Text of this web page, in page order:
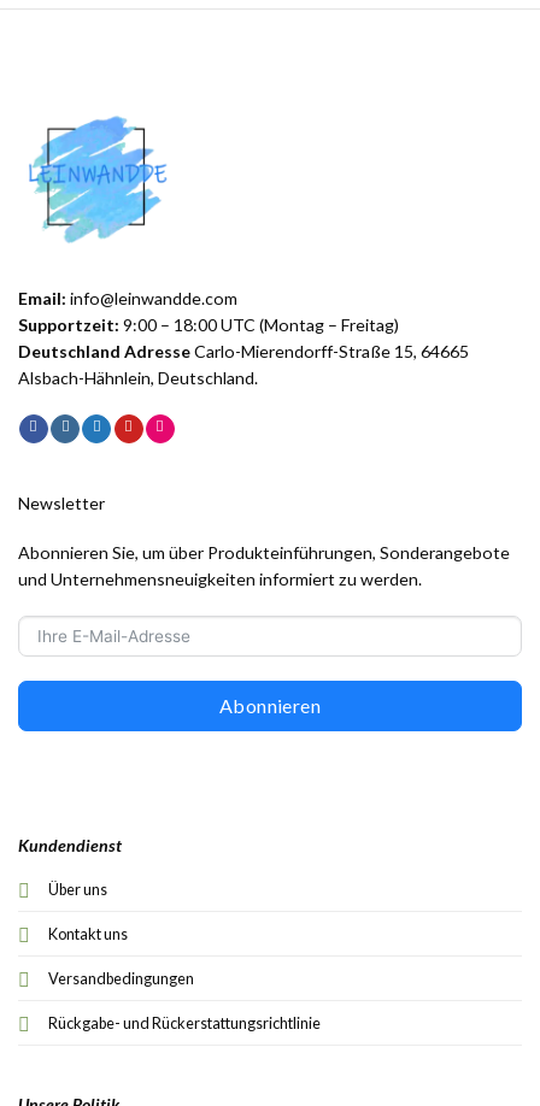
Email: info@leinwandde.com
Supportzeit: 9:00 – 18:00 UTC (Montag – Freitag)
Deutschland AdresseCarlo-Mierendorff-Straße 15, 64665
Alsbach-Hähnlein, Deutschland.
Kundendienst
Über uns
Kontakt uns
Versandbedingungen
Rückgabe- und Rückerstattungsrichtlinie
Newsletter
Abonnieren Sie, um über Produkteinführungen, Sonderangebote
und Unternehmensneuigkeiten informiert zu werden.
Abonnieren